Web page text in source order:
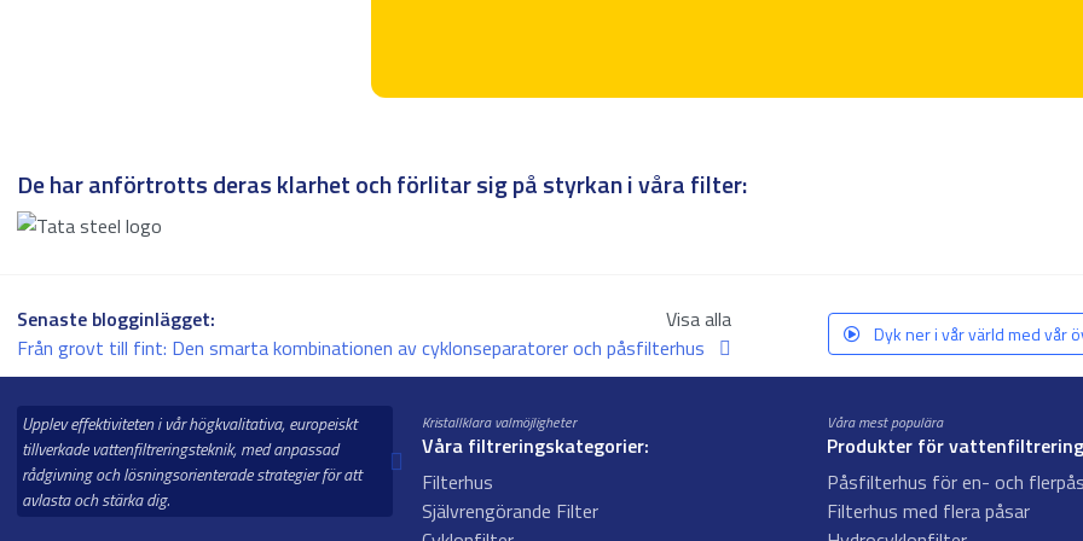
De har anförtrotts deras klarhet och förlitar sig på styrkan i våra filter:
Senaste blogginlägget:
Visa alla
Från grovt till fint: Den smarta kombinationen av cyklonseparatorer och påsfilterhus
Dyk ner i vår värld med vår
Upplev effektiviteten i vår högkvalitativa, europeiskt
tillverkade vattenfiltreringsteknik, med anpassad
rådgivning och lösningsorienterade strategier för att
avlasta och stärka dig.
Kristallklara valmöjligheter
Våra filtreringskategorier:
Filterhus
Självrengörande Filter
Våra mest populära
Produkter för
Påsfilterhus för en- och
Filterhus med flera påsar